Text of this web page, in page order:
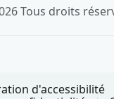
Tous droits
d'accessibilité